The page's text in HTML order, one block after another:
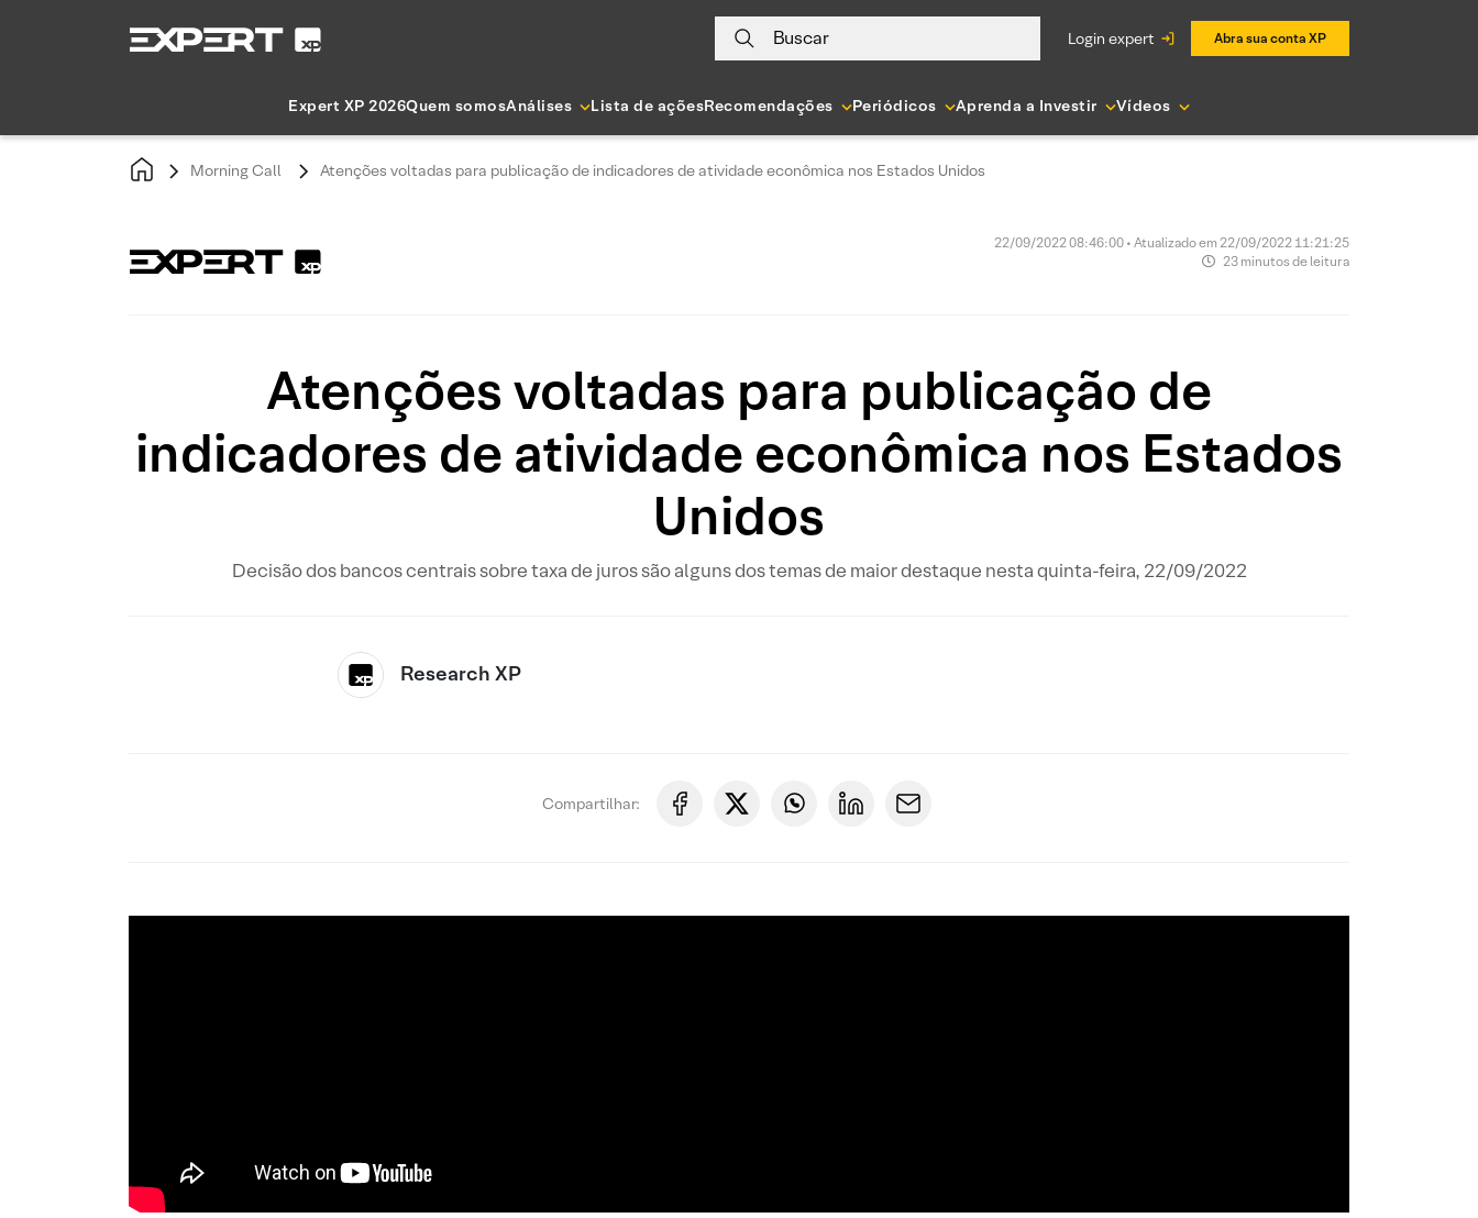
Buscar login expert Abra sua conta XP
Expert XP 2026Quem somosAnálises Lista de açõesRecomendações Periódicos Aprenda a Investir Vídeos
Morning Call Atenções voltadas para publicação de indicadores de atividade econômica nos Estados Unidos
22/09/2022 08:46:00 • Atualizado em 22/09/2022 11:21:25
23 minutos de leitura
Atenções voltadas para publicação de
indicadores de atividade econômica nos Estados
Unidos
Decisão dos bancos centrais sobre taxa de juros são alguns dos temas de maior destaque nesta quinta-feira, 22/09/2022
Research XP
Compartilhar: